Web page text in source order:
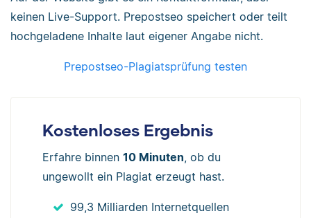
keinen Live-Support. Prepostseo speichert oder teilt
hochgeladene Inhalte laut eigener Angabe nicht.
Prepostseo-Plagiatsprüfung testen
Kostenloses Ergebnis
Erfahre binnen 10 Minuten , ob du
ungewollt ein Plagiat erzeugt hast.
99,3 Milliarden Internetquellen